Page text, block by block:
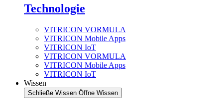
Technologie
VITRICON VORMULA
VITRICON Mobile Apps
VITRICON IoT
VITRICON VORMULA
VITRICON Mobile Apps
VITRICON IoT
Wissen
Schließe Wissen Öffne Wissen